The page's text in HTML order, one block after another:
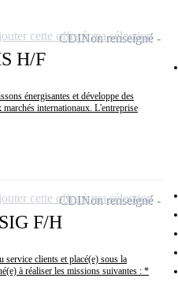
H/F
énergisantes et développe des
internationaux. L'entreprise
CDINon renseigné
cette offre à ma sélection
F/H
service clients et placé(e) sous la
à réaliser les missions suivantes : *
CDINon renseigné
cette offre à ma sélection